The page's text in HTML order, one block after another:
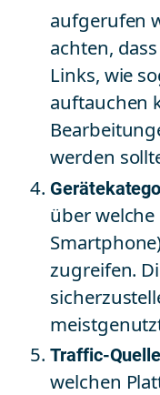
aufgerufen
achten,
Links, wie
auftauchen
werden
über welche
zugreifen.
Traffic-
welchen